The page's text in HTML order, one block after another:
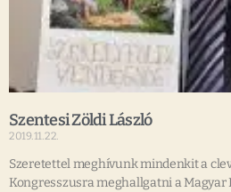
Szentesi Zöldi László
2019.11.22.
Szeretettel meghívunk mindenkit a
Kongresszusra meghallgatni a